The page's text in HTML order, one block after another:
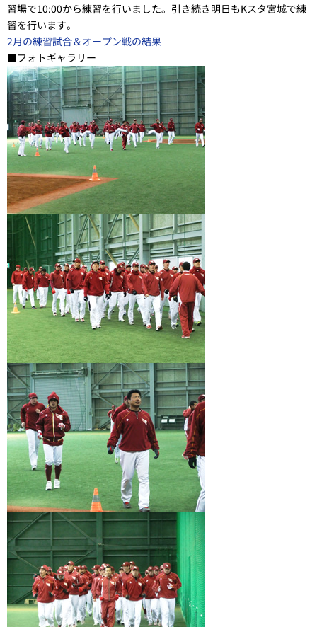
習場で10:00から練習を行いました。引き続き明日もKスタ宮城で練
習を行います。
2月の練習試合＆オープン戦の結果
■フォトギャラリー